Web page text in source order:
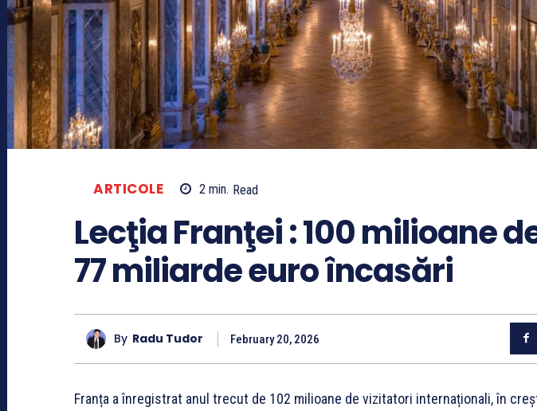
ARTICOLE 2 min. Read
Lecţia Franţei : 100 milioane
77 miliarde euro încasări
By Radu Tudor February 20, 2026
Franța a înregistrat anul trecut de 102 milioane de vizitatori internaționali, în